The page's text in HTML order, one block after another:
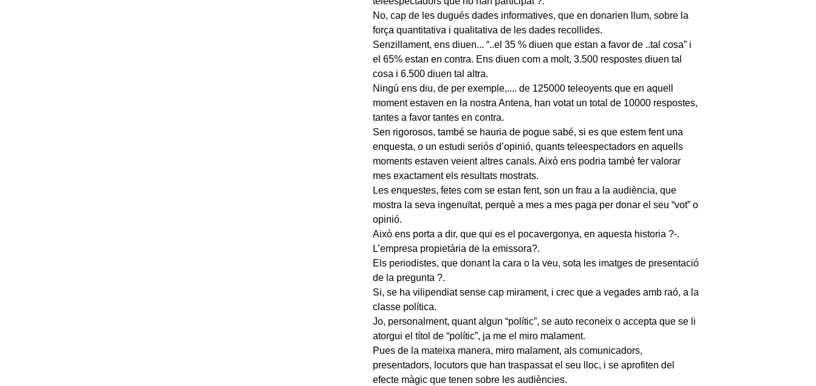
No, cap de les dugués dades informatives, que en donarien llum, sobre la
força quantitativa i qualitativa de les dades recollides.
Senzillament, ens diuen... “..el 35 % diuen que estan a favor de ..tal cosa” i
el 65% estan en contra. Ens diuen com a molt, 3.500 respostes diuen tal
cosa i 6.500 diuen tal altra.
Ningú ens diu, de per exemple,.... de 125000 teleoyents que en aquell
moment estaven en la nostra Antena, han votat un total de 10000 respostes,
tantes a favor tantes en contra.
Sen rigorosos, també se hauria de pogue sabé, si es que estem fent una
enquesta, o un estudi seriós d’opinió, quants teleespectadors en aquells
moments estaven veient altres canals. Això ens podria també fer valorar
mes exactament els resultats mostrats.
Les enquestes, fetes com se estan fent, son un frau a la audiència, que
mostra la seva ingenuïtat, perquè a mes a mes paga per donar el seu “vot” o
opinió.
Això ens porta a dir, que qui es el pocavergonya, en aquesta historia ?-.
L’empresa propietària de la emissora?.
Els periodistes, que donant la cara o la veu, sota les imatges de presentació
de la pregunta ?.
Si, se ha vilipendiat sense cap mirament, i crec que a vegades amb raó, a la
classe política.
Jo, personalment, quant algun “polític”, se auto reconeix o accepta que se li
atorgui el títol de “polític”, ja me el miro malament.
Pues de la mateixa manera, miro malament, als comunicadors,
presentadors, locutors que han traspassat el seu lloc, i se aprofiten del
efecte màgic que tenen sobre les audiències.